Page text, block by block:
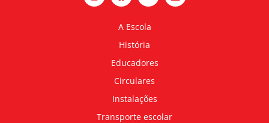
A Escola
História
Educadores
Circulares
Instalações
Transporte escolar